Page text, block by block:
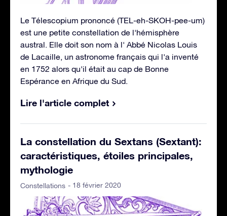
Le Télescopium prononcé (TEL-eh-SKOH-pee-um)
est une petite constellation de l'hémisphère
austral. Elle doit son nom à l' Abbé Nicolas Louis
de Lacaille, un astronome français qui l'a inventé
en 1752 alors qu'il était au cap de Bonne
Espérance en Afrique du Sud.
Lire l'article complet
La constellation du Sextans (Sextant):
caractéristiques, étoiles principales,
mythologie
Constellations - 18 février 2020